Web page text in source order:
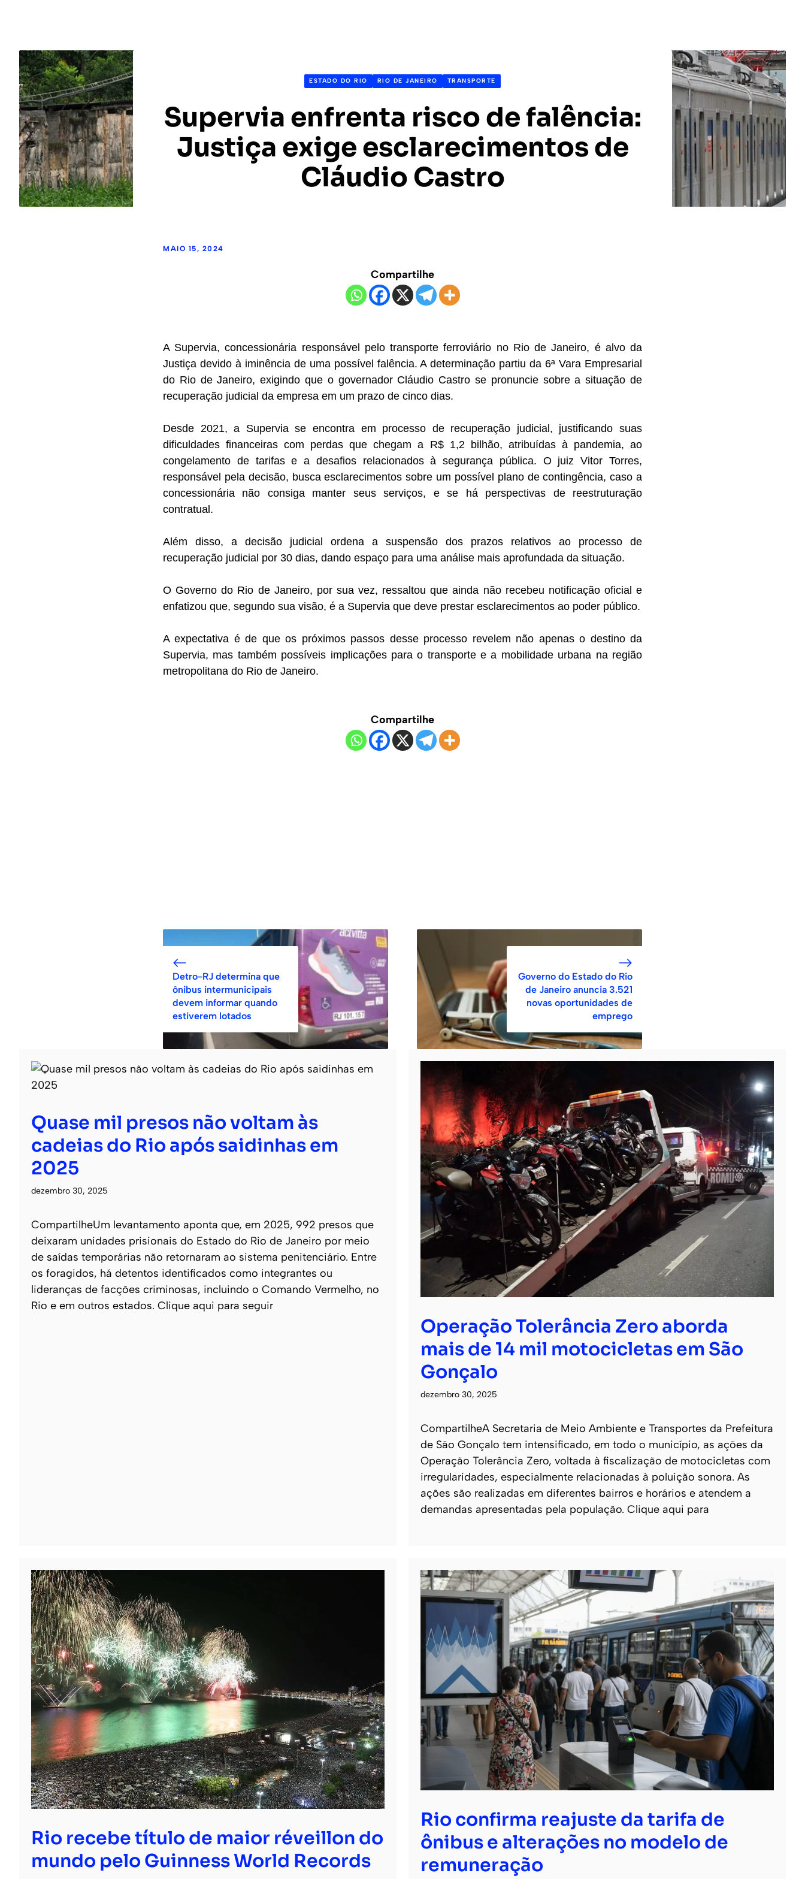
ESTADO DO RIO RIO DE JANEIRO TRANSPORTE
Supervia enfrenta risco de falência:
Justiça exige esclarecimentos de
Cláudio Castro
MAIO 15, 2024
Compartilhe
A Supervia, concessionária responsável pelo transporte ferroviário no Rio de Janeiro, é alvo da
Justiça devido à iminência de uma possível falência. A determinação partiu da 6ª Vara Empresarial
do Rio de Janeiro, exigindo que o governador Cláudio Castro se pronuncie sobre a situação de
recuperação judicial da empresa em um prazo de cinco dias.
Desde 2021, a Supervia se encontra em processo de recuperação judicial, justificando suas
dificuldades financeiras com perdas que chegam a R$ 1,2 bilhão, atribuídas à pandemia, ao
congelamento de tarifas e a desafios relacionados à segurança pública. O juiz Vitor Torres,
responsável pela decisão, busca esclarecimentos sobre um possível plano de contingência, caso a
concessionária não consiga manter seus serviços, e se há perspectivas de reestruturação
contratual.
Além disso, a decisão judicial ordena a suspensão dos prazos relativos ao processo de
recuperação judicial por 30 dias, dando espaço para uma análise mais aprofundada da situação.
O Governo do Rio de Janeiro, por sua vez, ressaltou que ainda não recebeu notificação oficial e
enfatizou que, segundo sua visão, é a Supervia que deve prestar esclarecimentos ao poder público.
A expectativa é de que os próximos passos desse processo revelem não apenas o destino da
Supervia, mas também possíveis implicações para o transporte e a mobilidade urbana na região
metropolitana do Rio de Janeiro.
Compartilhe
Detro-RJ determina que
ônibus intermunicipais
devem informar quando
estiverem lotados
Governo do Estado do Rio
de Janeiro anuncia 3.521
novas oportunidades de
emprego
Quase mil presos não voltam às
cadeias do Rio após saidinhas em
2025
dezembro 30, 2025
CompartilheUm levantamento aponta que, em 2025, 992 presos que
deixaram unidades prisionais do Estado do Rio de Janeiro por meio
de saídas temporárias não retornaram ao sistema penitenciário. Entre
os foragidos, há detentos identificados como integrantes ou
lideranças de facções criminosas, incluindo o Comando Vermelho, no
Rio e em outros estados. Clique aqui para seguir
Operação Tolerância Zero aborda
mais de 14 mil motocicletas em São
Gonçalo
dezembro 30, 2025
CompartilheA Secretaria de Meio Ambiente e Transportes da Prefeitura
de São Gonçalo tem intensificado, em todo o município, as ações da
Operação Tolerância Zero, voltada à fiscalização de motocicletas com
irregularidades, especialmente relacionadas à poluição sonora. As
ações são realizadas em diferentes bairros e horários e atendem a
demandas apresentadas pela população. Clique aqui para
Rio recebe título de maior réveillon do
mundo pelo Guinness World Records
Rio confirma reajuste da tarifa de
ônibus e alterações no modelo de
remuneração